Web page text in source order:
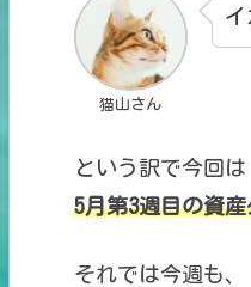
猫山さん
イ
という訳で今回は
5月第3週目の資
それでは今週も、